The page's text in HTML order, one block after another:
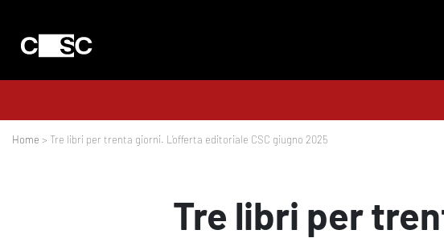
Home > Tre libri per trenta giorni. L’offerta editoriale CSC giugno 2025
Tre libri per